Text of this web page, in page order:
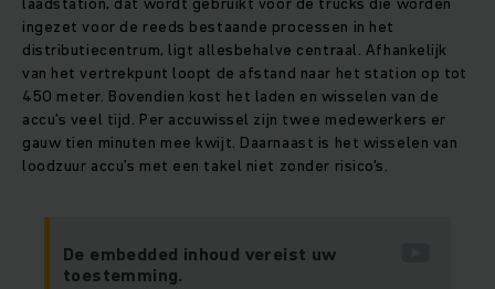
ingezet voor de reeds bestaande processen in het
distributiecentrum, ligt allesbehalve centraal. Afhankelijk
van het vertrekpunt loopt de afstand naar het station op tot
450 meter. Bovendien kost het laden en wisselen van de
accu’s veel tijd. Per accuwissel zijn twee medewerkers er
gauw tien minuten mee kwijt. Daarnaast is het wisselen van
loodzuur accu’s met een takel niet zonder risico's.
De embedded inhoud vereist uw
toestemming.